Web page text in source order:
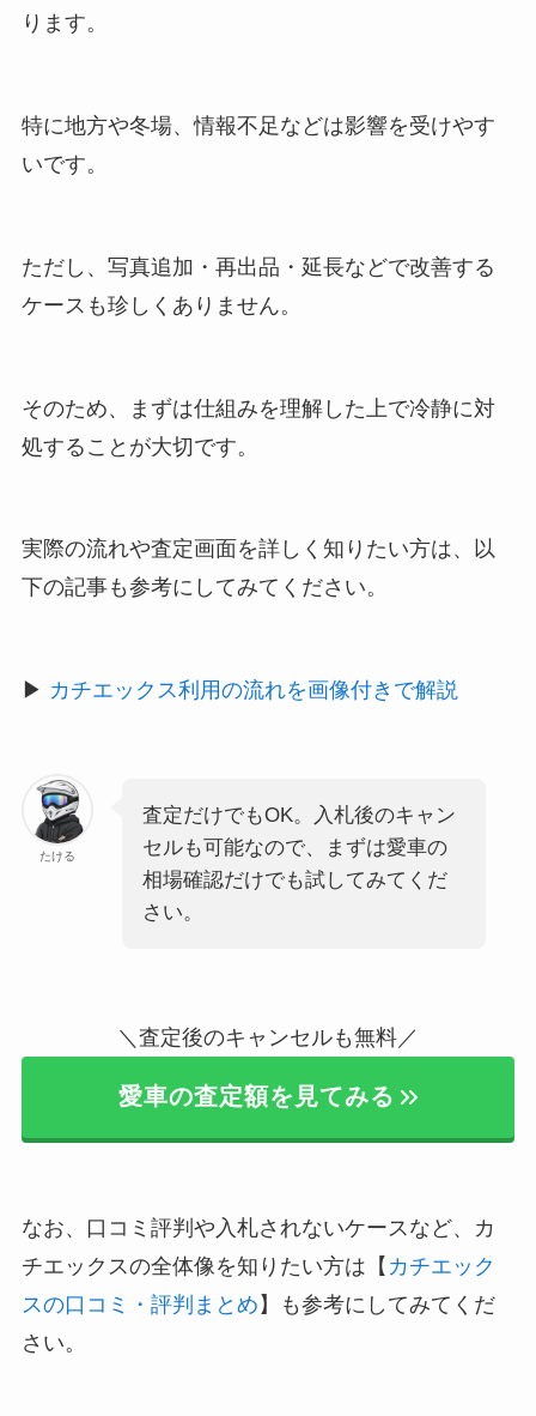
ります。
特に地方や冬場、情報不足などは影響を受けやす
いです。
ただし、写真追加・再出品・延長などで改善する
ケースも珍しくありません。
そのため、まずは仕組みを理解した上で冷静に対
処することが大切です。
実際の流れや査定画面を詳しく知りたい方は、以
下の記事も参考にしてみてください。
▶ カチエックス利用の流れを画像付きで解説
たける
査定だけでもOK。入札後のキャン
セルも可能なので、まずは愛車の
相場確認だけでも試してみてくだ
さい。
＼査定後のキャンセルも無料／
愛車の査定額を見てみる
なお、口コミ評判や入札されないケースなど、カ
チエックスの全体像を知りたい方は【 カチエック
スの口コミ・評判まとめ 】も参考にしてみてくだ
さい。